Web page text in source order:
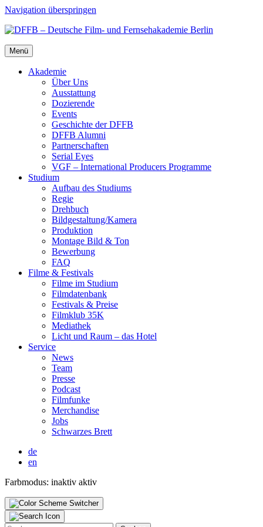
Navigation überspringen
Menü
Aka­de­mie
Über Uns
Aus­stat­tung
Dozie­ren­de
Events
Geschich­te der DFFB
DFFB Alum­ni
Part­ner­schaf­ten
Seri­al Eyes
VGF – Inter­na­tio­nal Pro­du­cers Pro­gram­me
Stu­di­um
Auf­bau des Stu­di­ums
Regie
Dreh­buch
Bildgestaltung/​​Kamera
Pro­duk­ti­on
Mon­ta­ge Bild & Ton
Bewer­bung
FAQ
Fil­me & Fes­ti­vals
Fil­me im Stu­di­um
Film­da­ten­bank
Fes­ti­vals & Prei­se
Film­klub 35K
Media­thek
Licht und Raum – das Hotel
Ser­vice
News
Team
Pres­se
Pod­cast
Film­fun­ke
Mer­chan­di­se
Jobs
Schwar­zes Brett
de
en
Farbmodus: inaktiv aktiv